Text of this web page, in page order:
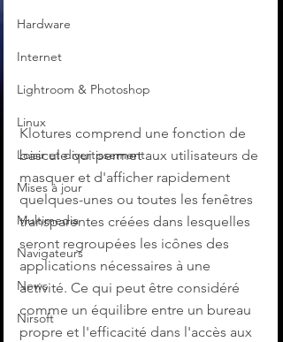
Hardware
Internet
Lightroom & Photoshop
Linux
Loisir et divertissement
Mises à jour
Multimedia
Navigateurs
News
Nirsoft
Klotures comprend une fonction de
bascule qui permet aux utilisateurs de
masquer et d'afficher rapidement
quelques-unes ou toutes les fenêtres
transparentes créées dans lesquelles
seront regroupées les icônes des
applications nécessaires à une
activité. Ce qui peut être considéré
comme un équilibre entre un bureau
propre et l'efficacité dans l'accès aux